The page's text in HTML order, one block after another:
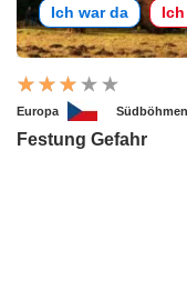
Ich war da
Europa Südböhmen
Festung Gefahr